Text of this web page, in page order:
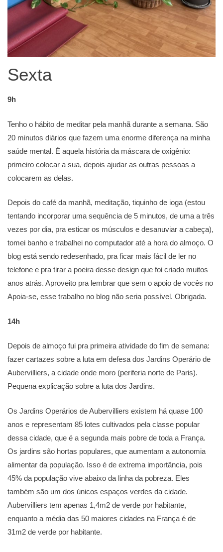
Sexta
9h
Tenho o hábito de meditar pela manhã durante a semana. São
20 minutos diários que fazem uma enorme diferença na minha
saúde mental. É aquela história da máscara de oxigênio:
primeiro colocar a sua, depois ajudar as outras pessoas a
colocarem as delas.
Depois do café da manhã, meditação, tiquinho de ioga (estou
tentando incorporar uma sequência de 5 minutos, de uma a três
vezes por dia, pra esticar os músculos e desanuviar a cabeça),
tomei banho e trabalhei no computador até a hora do almoço. O
blog está sendo redesenhado, pra ficar mais fácil de ler no
telefone e pra tirar a poeira desse design que foi criado muitos
anos atrás. Aproveito pra lembrar que sem o apoio de vocês no
Apoia-se, esse trabalho no blog não seria possível. Obrigada.
14h
Depois de almoço fui pra primeira atividade do fim de semana:
fazer cartazes sobre a luta em defesa dos Jardins Operário de
Aubervilliers, a cidade onde moro (periferia norte de Paris).
Pequena explicação sobre a luta dos Jardins.
Os Jardins Operários de Aubervilliers existem há quase 100
anos e representam 85 lotes cultivados pela classe popular
dessa cidade, que é a segunda mais pobre de toda a França.
Os jardins são hortas populares, que aumentam a autonomia
alimentar da população. Isso é de extrema importância, pois
45% da população vive abaixo da linha da pobreza. Eles
também são um dos únicos espaços verdes da cidade.
Aubervilliers tem apenas 1,4m2 de verde por habitante,
enquanto a média das 50 maiores cidades na França é de
31m2 de verde por habitante.